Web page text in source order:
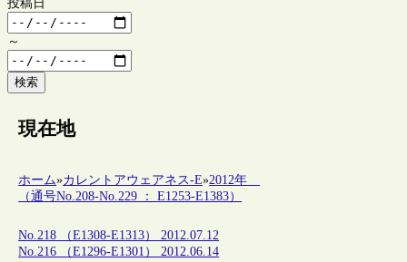
投稿日
～
検索
現在地
ホーム»カレントアウェアネス-E»2012年
（通号No.208-No.229 ： E1253-E1383）
No.218 （E1308-E1313） 2012.07.12
No.216 （E1296-E1301） 2012.06.14